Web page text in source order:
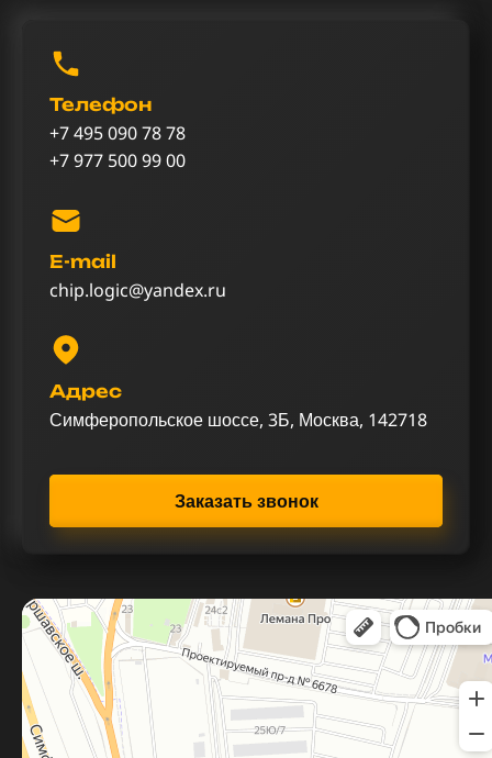
Телефон
+7 495 090 78 78
+7 977 500 99 00
E-mail
chip.logic@yandex.ru
Адрес
Симферопольское шоссе, 3Б, Москва, 142718
Заказать звонок